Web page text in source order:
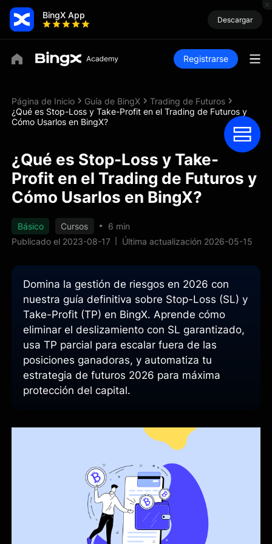
BingX App Descargar
Registrarse
Página de Inicio Guía de BingX
Trading de Futuros
¿Qué es Stop-Loss y Take-Profit en el Trading de Futuros y
Cómo Usarlos en BingX?
¿Qué es Stop-Loss y Take-
Profit en el Trading de Futuros y
Cómo Usarlos en BingX?
Básico Cursos
6 min
Publicado el 2023-08-17
Última actualización 2026-05-15
Domina la gestión de riesgos en 2026 con
nuestra guía definitiva sobre Stop-Loss (SL) y
Take-Profit (TP) en BingX. Aprende cómo
eliminar el deslizamiento con SL garantizado,
usa TP parcial para escalar fuera de las
posiciones ganadoras, y automatiza tu
estrategia de futuros 2026 para máxima
protección del capital.